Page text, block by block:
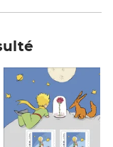
7,50€